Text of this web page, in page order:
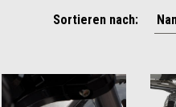
Sortieren nach: